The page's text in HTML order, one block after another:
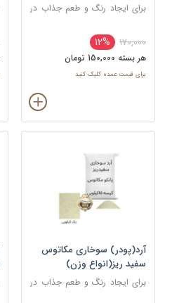
برای ایجاد رنگ و طعم جذاب در
ها، ناگت ها، مرغ، ماهی و میگو
استفاده می شود.
170,000
12%
هر بسته 150,000 تومان
برای قیمت عمده کلیک کنید
آرد(پودر) سوخاری مکاتوس
سفید ریز(انواع وزن)
برای ایجاد رنگ و طعم جذاب در